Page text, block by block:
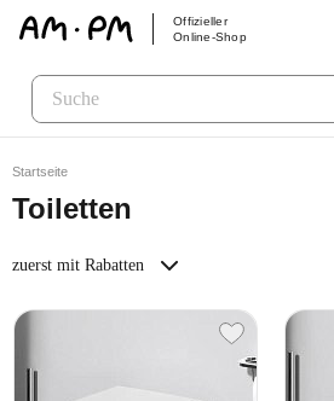
Offizieller
Online-Shop
Startseite
Toiletten
zuerst mit Rabatten